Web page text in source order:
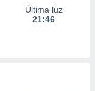
Última luz
21:46